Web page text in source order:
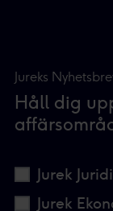
Jureks
Håll dig
Jurek
Jurek